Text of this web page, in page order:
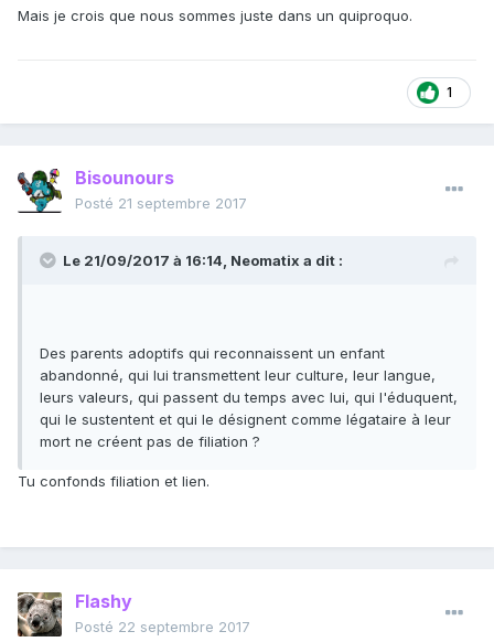
Mais je crois que nous sommes juste dans un quiproquo.
1
Bisounours
Posté 21 septembre 2017
Le 21/09/2017 à 16:14, Neomatix a dit :
Des parents adoptifs qui reconnaissent un enfant
abandonné, qui lui transmettent leur culture, leur langue,
leurs valeurs, qui passent du temps avec lui, qui l'éduquent,
qui le sustentent et qui le désignent comme légataire à leur
mort ne créent pas de filiation ?
Tu confonds filiation et lien.
Flashy
Posté 22 septembre 2017